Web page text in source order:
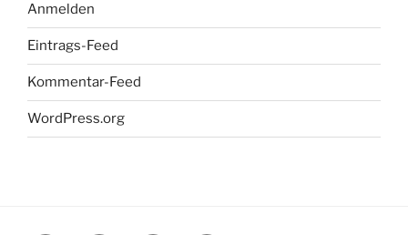
Anmelden
Eintrags-Feed
Kommentar-Feed
WordPress.org